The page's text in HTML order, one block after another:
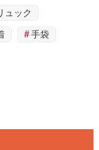
ュック
手袋